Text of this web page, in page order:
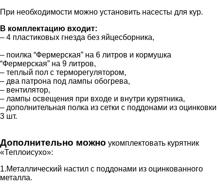
При необходимости можно установить насесты для кур.
В комплектацию входит:
– 4 пластиковых гнезда без яйцесборника,
– поилка “Фермерская” на 6 литров и кормушка
“Фермерская” на 9 литров,
– теплый пол с терморегулятором,
– два патрона под лампы обогрева,
– вентилятор,
– лампы освещения при входе и внутри курятника,
– дополнительная полка из сетки с поддонами из оцинковки
3 шт.
Дополнительно можно укомплектовать курятник
«Теплоисухо»:
1.Металлический настил с поддонами из оцинкованного
металла.